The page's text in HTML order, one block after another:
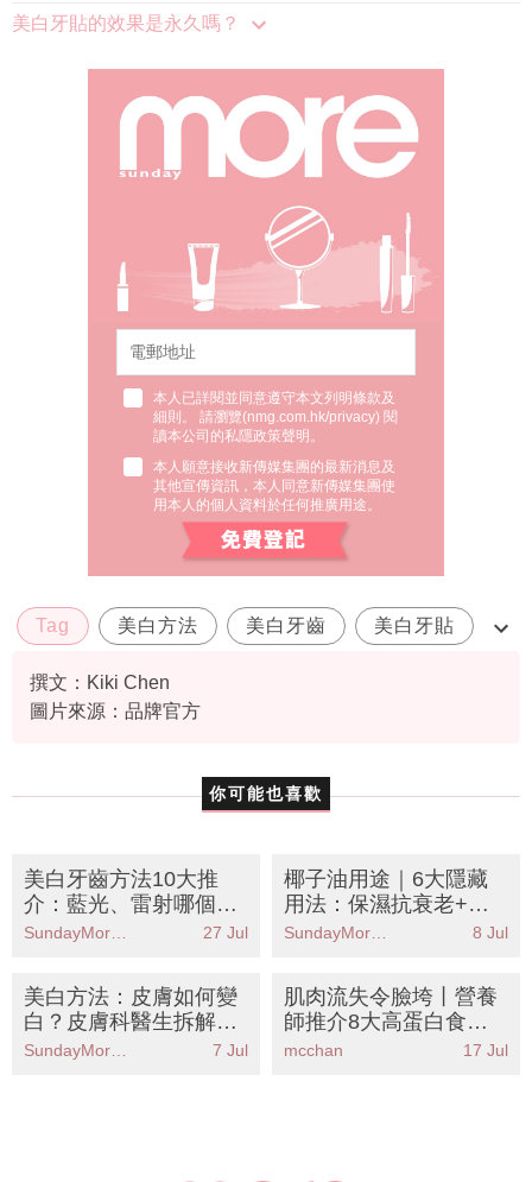
美白牙貼的效果是永久嗎？
本人已詳閱並同意遵守本文列明條款及
細則。 請瀏覽(nmg.com.hk/privacy) 閱
讀本公司的私隱政策聲明。
本人願意接收新傳媒集團的最新消息及
其他宣傳資訊，本人同意新傳媒集團使
用本人的個人資料於任何推廣用途。
Tag 美白方法 美白牙齒 美白牙貼
牙齒護理
撰文：Kiki Chen
圖片來源：品牌官方
你可能也喜歡
美白牙齒方法10大推
介：藍光、雷射哪個
好？ 黎姿、新木優子教
27 Jul
椰子油用途｜6大隱藏
用法：保濕抗衰老+美
白牙齒！低成本護膚好
8 Jul
美白方法：皮膚如何變
白？皮膚科醫生拆解4
大迷思：美白丸有效
SundayMore編輯部 7 Jul
肌肉流失令臉垮丨營養
師推介8大高蛋白食物
撐起蘋果肌告別包包面
mcchan 17 Jul